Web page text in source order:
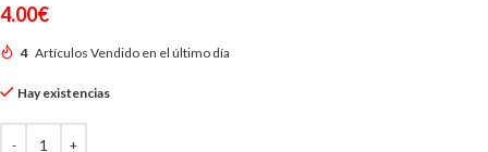
4.00€
4 Artículos Vendido en el último día
Hay existencias